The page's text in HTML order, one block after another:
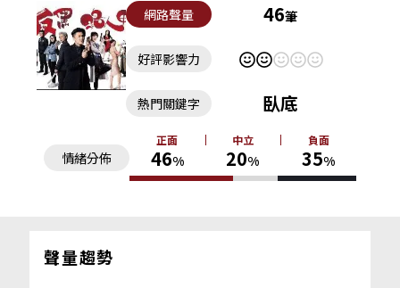
網路聲量 46筆
好評影響力
情緒分佈
正面
46%
中立
20%
負面
35%
熱門關鍵字 臥底
聲量趨勢